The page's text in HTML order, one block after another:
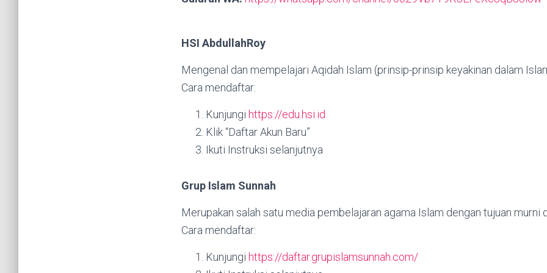
HSI AbdullahRoy
Mengenal dan mempelajari Aqidah Islam (prinsip-prinsip keyakinan dalam
Cara mendaftar:
Kunjungi https://edu.hsi.id
Klik “Daftar Akun Baru”
Ikuti Instruksi selanjutnya
Grup Islam Sunnah
Merupakan salah satu media pembelajaran agama Islam dengan tujuan murni
Cara mendaftar:
Kunjungi https://daftar.grupislamsunnah.com/